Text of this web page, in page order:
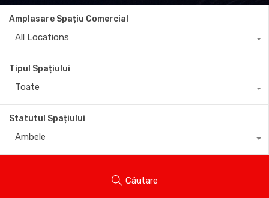
Amplasare Spațiu Comercial
All Locations
Tipul Spațiului
Toate
Statutul Spațiului
Ambele
Căutare